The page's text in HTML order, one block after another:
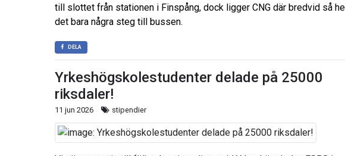
till slottet från stationen i Finspång, dock ligger CNG där bredvid så
det bara några steg till bussen.
DELA
Yrkeshögskolestudenter delade på 25000
riksdaler!
11 jun 2026 stipendier